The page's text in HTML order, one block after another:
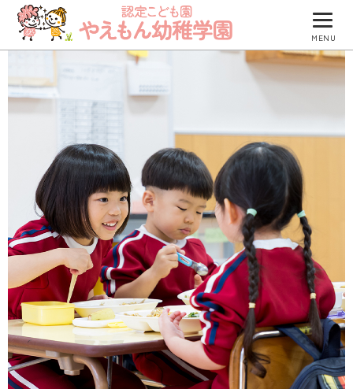
MENU
園について
園での生活
防災について
入園のご案内
園のブログ
つくしグループ